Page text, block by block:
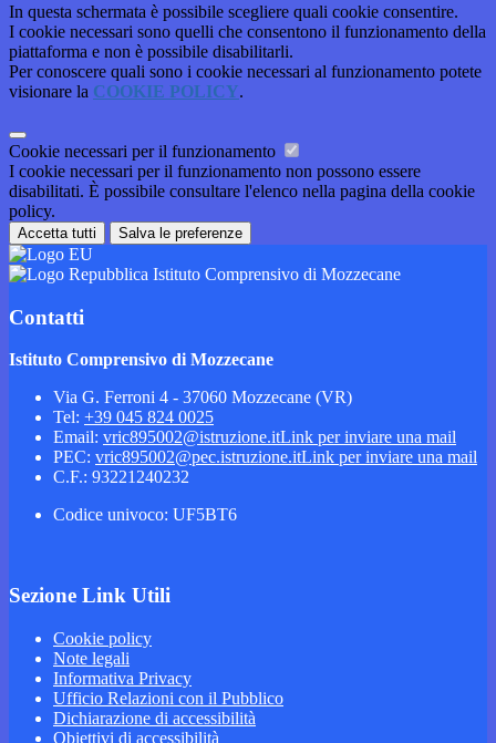
In questa schermata è possibile scegliere quali cookie consentire.
I cookie necessari sono quelli che consentono il funzionamento della
piattaforma e non è possibile disabilitarli.
Per conoscere quali sono i cookie necessari al funzionamento potete
visionare la COOKIE POLICY.
Cookie necessari per il funzionamento
I cookie necessari per il funzionamento non possono essere
disabilitati. È possibile consultare l'elenco nella pagina della cookie
policy.
Accetta tutti Salva le preferenze
Istituto Comprensivo di Mozzecane
Contatti
Istituto Comprensivo di Mozzecane
Via G. Ferroni 4 - 37060 Mozzecane (VR)
Tel: +39 045 824 0025
Email: vric895002@istruzione.itLink per inviare una mail
PEC: vric895002@pec.istruzione.itLink per inviare una mail
C.F.: 93221240232
Codice univoco: UF5BT6
Sezione Link Utili
Cookie policy
Note legali
Informativa Privacy
Ufficio Relazioni con il Pubblico
Dichiarazione di accessibilità
Obiettivi di accessibilità